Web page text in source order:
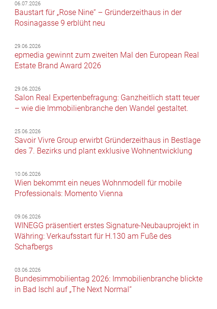
06.07.2026
Baustart für „Rose Nine“ – Gründerzeithaus in der
Rosinagasse 9 erblüht neu
29.06.2026
epmedia gewinnt zum zweiten Mal den European Real
Estate Brand Award 2026
29.06.2026
Salon Real Expertenbefragung: Ganzheitlich statt teuer
– wie die Immobilienbranche den Wandel gestaltet.
25.06.2026
Savoir Vivre Group erwirbt Gründerzeithaus in Bestlage
des 7. Bezirks und plant exklusive Wohnentwicklung
10.06.2026
Wien bekommt ein neues Wohnmodell für mobile
Professionals: Momento Vienna
09.06.2026
WINEGG präsentiert erstes Signature-Neubauprojekt in
Währing: Verkaufsstart für H.130 am Fuße des
Schafbergs
03.06.2026
Bundesimmobilientag 2026: Immobilienbranche blickte
in Bad Ischl auf „The Next Normal“